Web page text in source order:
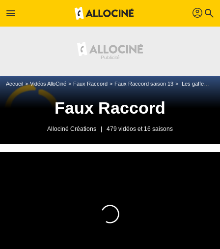
menu profil search
Accueil Vidéos AlloCiné Faux Raccord Faux Raccord saison 13 Les gaffes et erreurs des Catwoman
Faux Raccord
Allociné Créations 479 vidéos et 16 saisons